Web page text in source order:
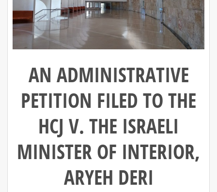
AN ADMINISTRATIVE
PETITION FILED TO THE
HCJ V. THE ISRAELI
MINISTER OF INTERIOR,
ARYEH DERI